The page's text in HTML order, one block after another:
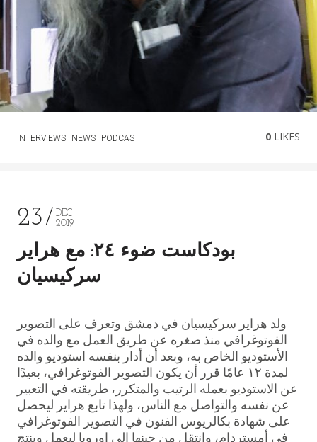
INTERVIEWS NEWS PODCAST 0 LIKES
23
DEC
2019
بودكاست ضوء ٢٤: مع هراير
سركيسيان
ولد هراير سركيسيان في دمشق وتعرف على التصوير
الفوتوغرافي منذ صغره عن طريق العمل مع والده في
الأستوديو الخاص به، وبعد أن أدار بنفسه استوديو والده
لمدة ١٢ عامًا قرر أن يكون التصوير الفوتوغرافي، بعيدًا
عن الاستوديو بعمله الرتيب والمتكرر، طريقته في التعبير
عن نفسه والتواصل مع الناس، ولهذا تابع هراير ليحصل
على شهادة بكالريوس الفنون في التصوير الفوتوغرافي
في أمستردام، وانتقل من حينها إلى اوروبا ليعمل وينتج